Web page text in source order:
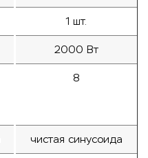
1 шт.
2000 Вт
8
чистая синусоида